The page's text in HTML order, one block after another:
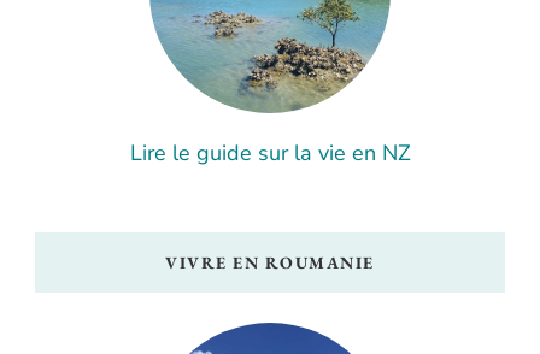
Lire le guide sur la vie en NZ
VIVRE EN ROUMANIE